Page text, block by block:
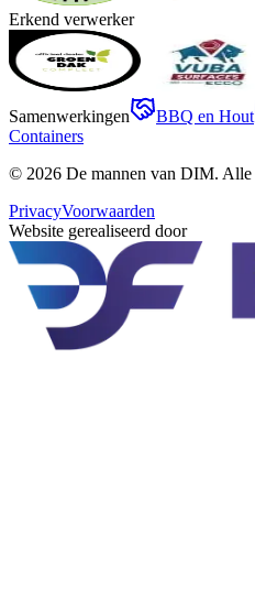
Erkend verwerker
Samenwerkingen BBQ en Hout
Containers
© 2026 De mannen van DIM. Alle
PrivacyVoorwaarden
Website gerealiseerd door